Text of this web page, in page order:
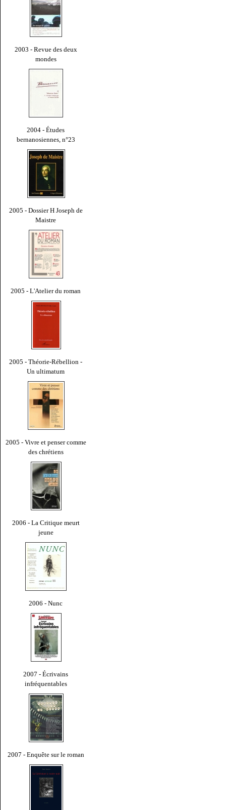
2003 - Revue des deux
mondes
2004 - Études
bernanosiennes, n°23
2005 - Dossier H Joseph de
Maistre
2005 - L'Atelier du roman
2005 - Théorie-Rébellion -
Un ultimatum
2005 - Vivre et penser comme
des chrétiens
2006 - La Critique meurt
jeune
2006 - Nunc
2007 - Écrivains
infréquentables
2007 - Enquête sur le roman